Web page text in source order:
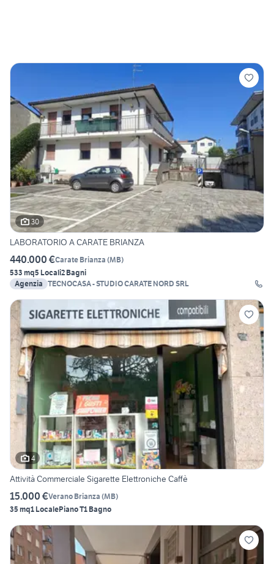
30
LABORATORIO A CARATE BRIANZA
440.000 €Carate Brianza (MB)
533 mq5 Locali2 Bagni
Agenzia TECNOCASA - STUDIO CARATE NORD SRL
4
Attività Commerciale Sigarette Elettroniche Caffè
15.000 €Verano Brianza (MB)
35 mq1 LocalePiano T1 Bagno